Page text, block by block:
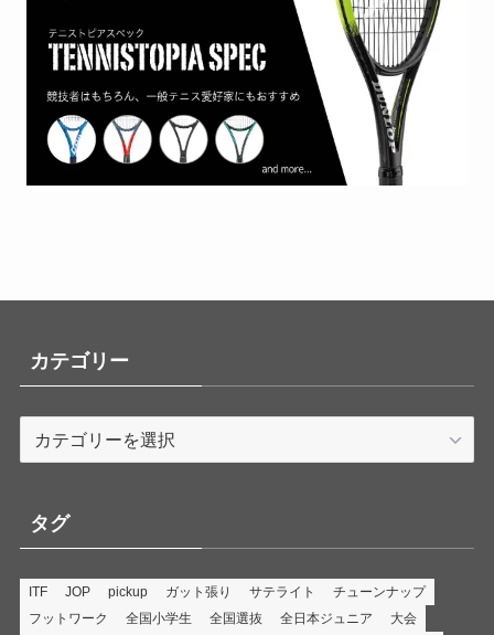
カテゴリー
ー
タグ
ITF JOP pickup ガット張り サテライト
チューンナップ
フットワーク
全国小学生 全国選抜 全日本ジュニア
大会